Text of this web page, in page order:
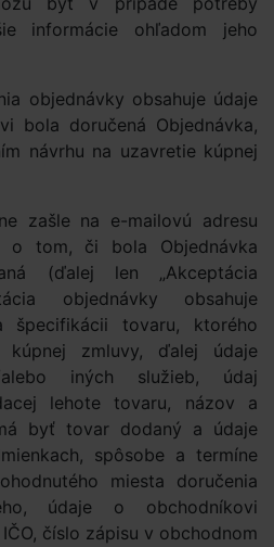
informácie ohľadom jeho
objednávky obsahuje údaje
bola doručená Objednávka,
návrhu na uzavretie kúpnej
zašle na e-mailovú adresu
o tom, či bola Objednávka
(ďalej len „Akceptácia
objednávky obsahuje
tovaru, ktorého
zmluvy, ďalej údaje
iných služieb, údaj
lehote tovaru, názov a
byť tovar dodaný a údaje
spôsobe a termíne
miesta doručenia
údaje o obchodníkovi
číslo zápisu v obchodnom